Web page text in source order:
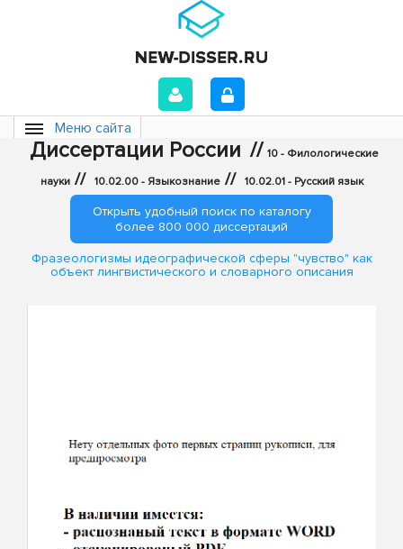
Меню сайта
Диссертации России // 10 - Филологические
науки // 10.02.00 - Языкознание // 10.02.01 - Русский язык
Открыть удобный поиск по каталогу
более 800 000 диссертаций
Фразеологизмы идеографической сферы "чувство" как
объект лингвистического и словарного описания